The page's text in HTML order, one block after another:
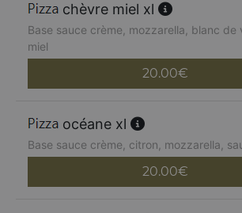
chèvre miel xl
Base sauce crème, mozzarella, blanc de
miel
20.00€
océane xl
Base sauce crème, citron, mozzarella,
20.00€